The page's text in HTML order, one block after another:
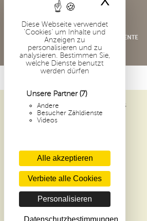
Diese Webseite verwendet
'Cookies' um Inhalte und
Anzeigen zu
personalisieren und zu
analysieren. Bestimmen Sie,
welche Dienste benutzt
werden dürfen
Unsere Partner (7)
Andere
Besucher Zähldienste
Videos
Alle akzeptieren
Verbiete alle Cookies
Personalisieren
Datenschutzbestimmungen
CONDITIONS GÉNÉRALES DE VENTE
ABBAYE SAINT-PIERRE DE SOLESMES
1 PLACE DOM GUÉRANGER
ARCHIVE
NEUHEITEN
KONTAKT
AGB KLOSTERLADEN
SPENDEN
DATENSCHUTZCHARTA